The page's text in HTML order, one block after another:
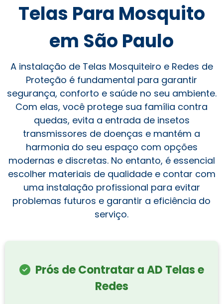
Telas Para Mosquito
em São Paulo
A instalação de Telas Mosquiteiro e Redes de
Proteção é fundamental para garantir
segurança, conforto e saúde no seu ambiente.
Com elas, você protege sua família contra
quedas, evita a entrada de insetos
transmissores de doenças e mantém a
harmonia do seu espaço com opções
modernas e discretas. No entanto, é essencial
escolher materiais de qualidade e contar com
uma instalação profissional para evitar
problemas futuros e garantir a eficiência do
serviço.
Prós de Contratar a AD Telas e
Redes